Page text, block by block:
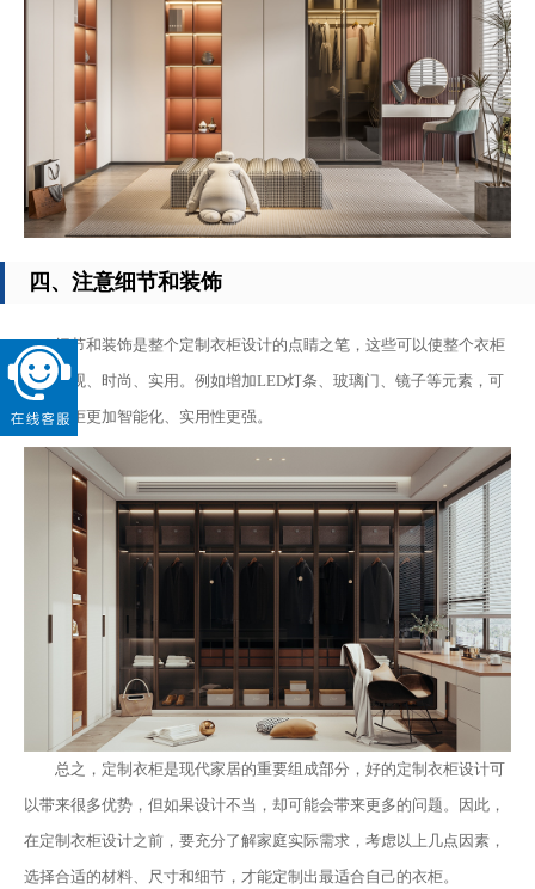
四、注意细节和装饰
细节和装饰是整个定制衣柜设计的点睛之笔，这些可以使整个衣柜
更加美观、时尚、实用。例如增加LED灯条、玻璃门、镜子等元素，可
以使衣柜更加智能化、实用性更强。
总之，定制衣柜是现代家居的重要组成部分，好的定制衣柜设计可
以带来很多优势，但如果设计不当，却可能会带来更多的问题。因此，
在定制衣柜设计之前，要充分了解家庭实际需求，考虑以上几点因素，
选择合适的材料、尺寸和细节，才能定制出最适合自己的衣柜。